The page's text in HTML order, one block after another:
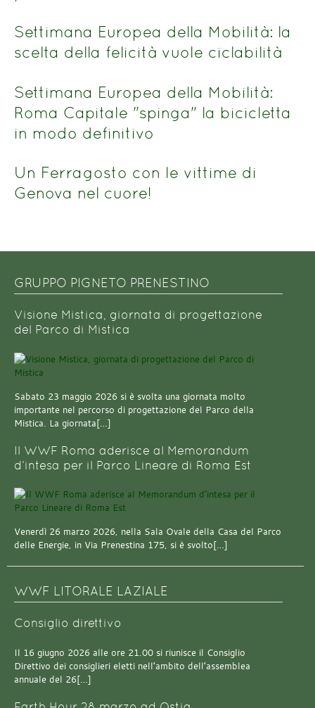
Settimana Europea della Mobilità: la
scelta della felicità vuole ciclabilità
Settimana Europea della Mobilità:
Roma Capitale "spinga" la bicicletta
in modo definitivo
Un Ferragosto con le vittime di
Genova nel cuore!
GRUPPO PIGNETO PRENESTINO
Visione Mistica, giornata di progettazione
del Parco di Mistica
Sabato 23 maggio 2026 si è svolta una giornata molto
importante nel percorso di progettazione del Parco della
Mistica. La giornata[…]
Il WWF Roma aderisce al Memorandum
d’intesa per il Parco Lineare di Roma Est
Venerdì 26 marzo 2026, nella Sala Ovale della Casa del Parco
delle Energie, in Via Prenestina 175, si è svolto[…]
WWF LITORALE LAZIALE
Consiglio direttivo
Il 16 giugno 2026 alle ore 21.00 si riunisce il Consiglio
Direttivo dei consiglieri eletti nell’ambito dell’assemblea
annuale del 26[…]